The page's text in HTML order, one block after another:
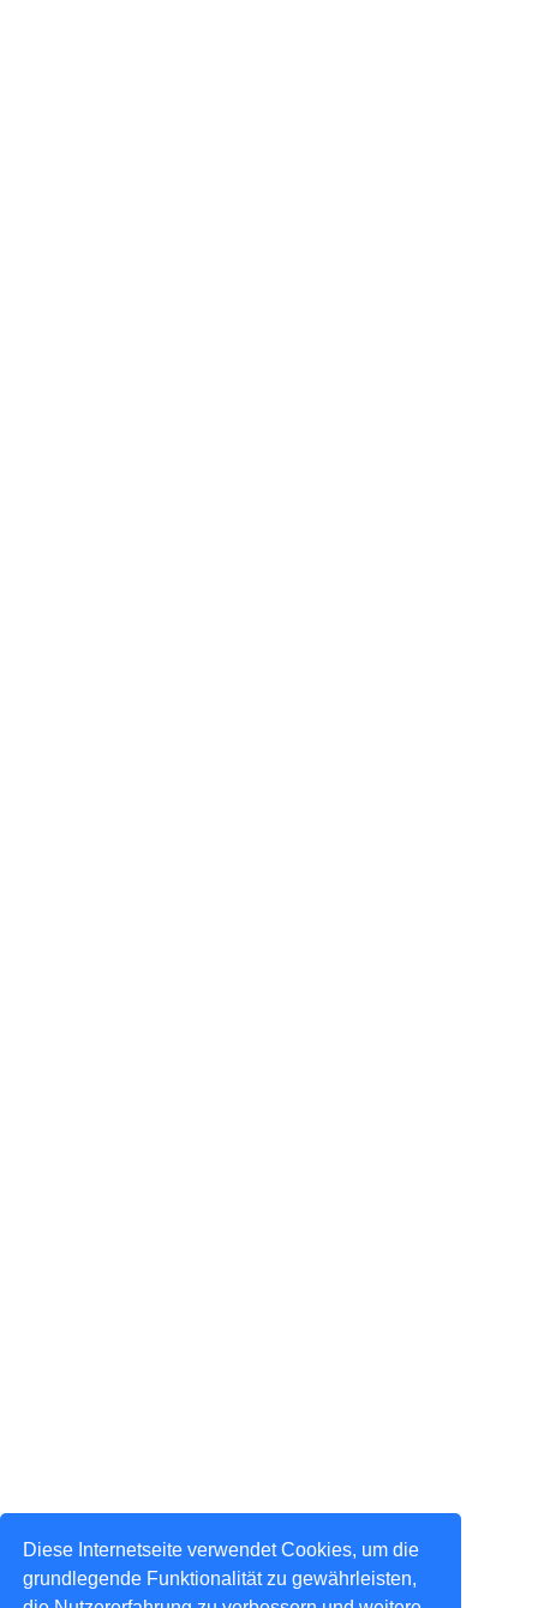
Diese Internetseite verwendet Cookies, um die
grundlegende Funktionalität zu gewährleisten,